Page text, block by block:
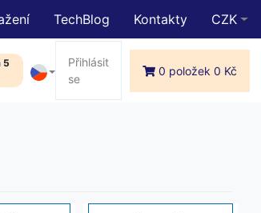
TechBlog Kontakty CZK
5
Přihlásit
se
0 položek 0 Kč